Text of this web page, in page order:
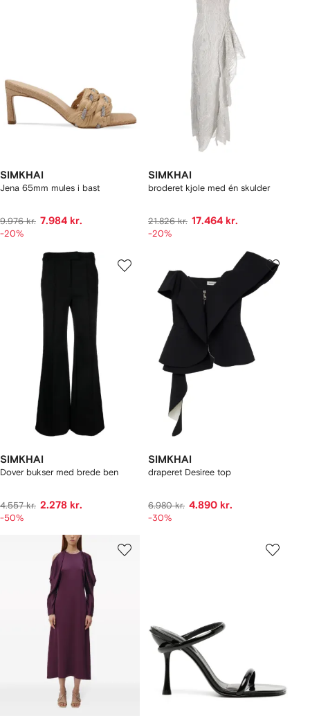
SIMKHAI
Jena 65mm mules i bast
9.976 kr. 7.984 kr.
-20%
SIMKHAI
broderet kjole med én skulder
21.826 kr. 17.464 kr.
-20%
SIMKHAI
Dover bukser med brede ben
4.557 kr. 2.278 kr.
-50%
SIMKHAI
draperet Desiree top
6.980 kr. 4.890 kr.
-30%